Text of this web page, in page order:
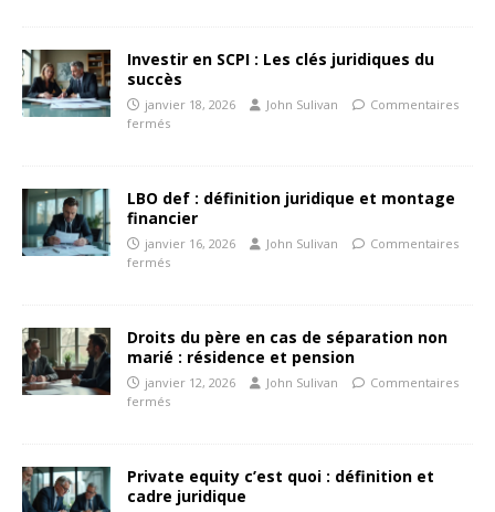
Investir en SCPI : Les clés juridiques du
succès
janvier 18, 2026 John Sulivan
Commentaires
fermés
LBO def : définition juridique et montage
financier
janvier 16, 2026 John Sulivan
Commentaires
fermés
Droits du père en cas de séparation non
marié : résidence et pension
janvier 12, 2026 John Sulivan
Commentaires
fermés
Private equity c’est quoi : définition et
cadre juridique